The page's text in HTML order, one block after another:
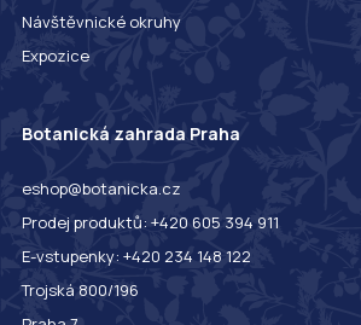
Návštěvnické okruhy
Expozice
Botanická zahrada Praha
eshop@botanicka.cz
Prodej produktů: +420 605 394 911
E-vstupenky: +420 234 148 122
Trojská 800/196